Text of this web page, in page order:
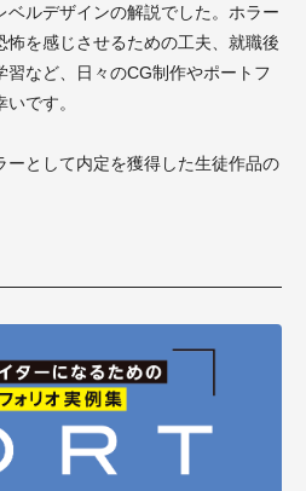
ルデザインの解説でした。ホラー
を感じさせるための工夫、就職後
習など、日々のCG制作やポートフ
です。
ーとして内定を獲得した生徒作品の